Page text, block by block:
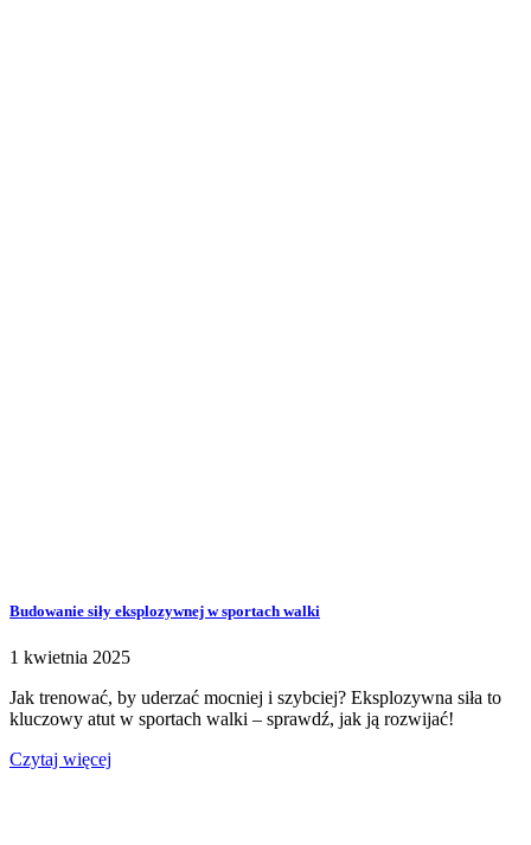
Budowanie siły eksplozywnej w sportach walki
1 kwietnia 2025
Jak trenować, by uderzać mocniej i szybciej? Eksplozywna siła to
kluczowy atut w sportach walki – sprawdź, jak ją rozwijać!
Czytaj więcej